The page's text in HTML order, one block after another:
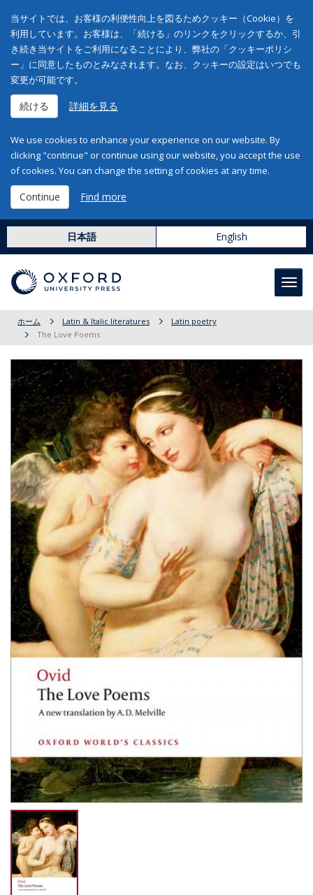
当サイトでは、お客様の利便性向上を図るためクッキー（Cookie）を
利用しています。お客様は、「続ける」のリンクをクリックするか、引
き続き当サイトをご利用になることにより、弊社の「クッキーポリシ
ー」に同意したものとみなされます。なお、クッキーの設定はいつでも
変更が可能です。
続ける 詳細を見る
We use cookies to enhance your experience on our website. By
clicking "continue" or continue using our website, you accept the use
of cookies. You can change the setting of cookies at any time.
Continue Find more
日本語 English
ホーム Latin & Italic literatures
Latin poetry
The Love Poems